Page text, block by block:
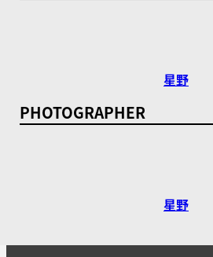
星野
PHOTOGRAPHER
星野